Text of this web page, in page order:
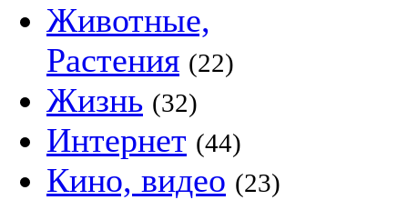
Животные,
Растения (22)
Жизнь (32)
Интернет (44)
Кино, видео (23)